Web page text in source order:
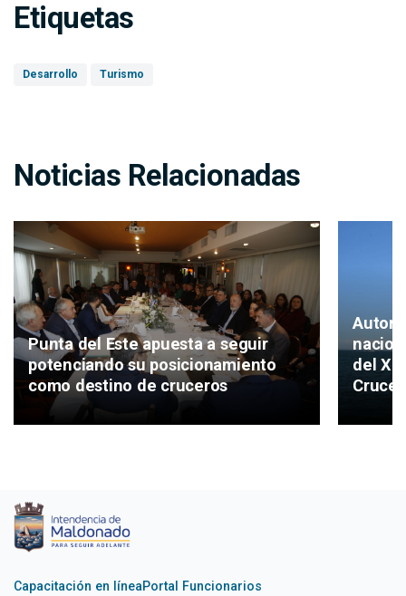
Etiquetas
Desarrollo Turismo
Noticias Relacionadas
Punta del Este apuesta a seguir
potenciando su posicionamiento
como destino de cruceros
del XI
Capacitación en líneaPortal Funcionarios